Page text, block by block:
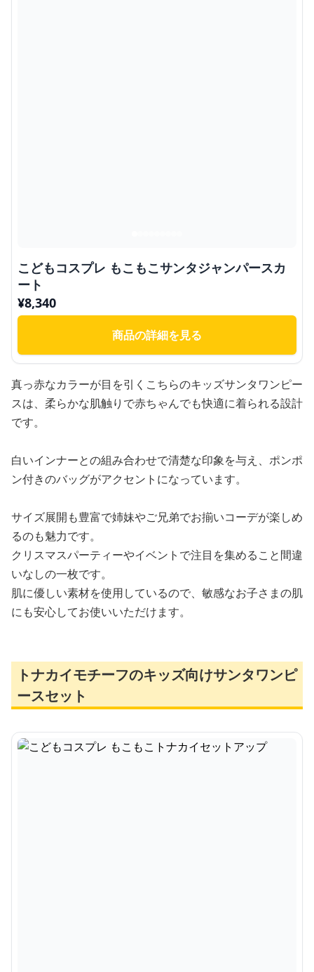
こどもコスプレ もこもこサンタジャンパースカ
ート
¥8,340
商品の詳細を見る
真っ赤なカラーが目を引くこちらのキッズサンタワンピー
スは、柔らかな肌触りで赤ちゃんでも快適に着られる設計
です。
白いインナーとの組み合わせで清楚な印象を与え、ポンポ
ン付きのバッグがアクセントになっています。
サイズ展開も豊富で姉妹やご兄弟でお揃いコーデが楽しめ
るのも魅力です。
クリスマスパーティーやイベントで注目を集めること間違
いなしの一枚です。
肌に優しい素材を使用しているので、敏感なお子さまの肌
にも安心してお使いいただけます。
トナカイモチーフのキッズ向けサンタワンピ
ースセット